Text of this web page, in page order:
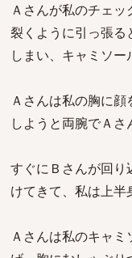
Ａさんが私のチェ
裂くように引っ張る
しまい、キャミソー
Ａさんは私の胸に
しようと両腕でＡさ
すぐにＢさんが回り
けてきて、私は上半
Ａさんは私のキャ